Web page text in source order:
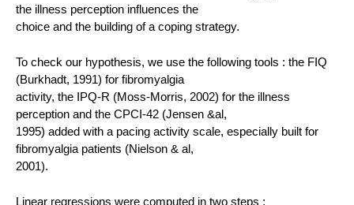
the illness perception influences the
choice and the building of a coping strategy.
To check our hypothesis, we use the following tools : the FIQ
(Burkhadt, 1991) for fibromyalgia
activity, the IPQ-R (Moss-Morris, 2002) for the illness
perception and the CPCI-42 (Jensen &al,
1995) added with a pacing activity scale, especially built for
fibromyalgia patients (Nielson & al,
2001).
Linear regressions were computed in two steps :